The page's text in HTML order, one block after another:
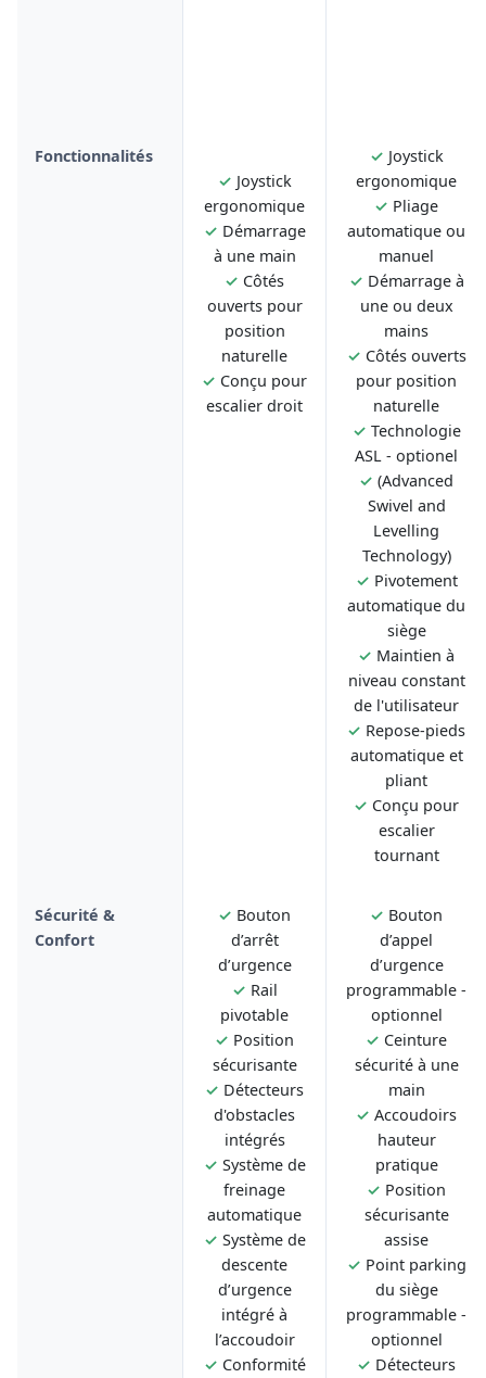
Fonctionnalités
✓ Joystick
ergonomique
✓ Démarrage
à une main
✓ Côtés
ouverts pour
position
naturelle
✓ Conçu pour
escalier droit
✓ Joystick
ergonomique
✓ Pliage
automatique ou
manuel
✓ Démarrage à
une ou deux
mains
✓ Côtés ouverts
pour position
naturelle
✓ Technologie
ASL - optionel
✓ (Advanced
Swivel and
Levelling
Technology)
✓ Pivotement
automatique du
siège
✓ Maintien à
niveau constant
de l'utilisateur
✓ Repose-pieds
automatique et
pliant
✓ Conçu pour
escalier
tournant
Sécurité &
Confort
✓ Bouton
d’arrêt
d’urgence
✓ Rail
pivotable
✓ Position
sécurisante
✓ Détecteurs
d'obstacles
intégrés
✓ Système de
freinage
automatique
✓ Système de
descente
d’urgence
intégré à
l’accoudoir
✓ Conformité
✓ Bouton
d’appel
d’urgence
programmable -
optionnel
✓ Ceinture
sécurité à une
main
✓ Accoudoirs
hauteur
pratique
✓ Position
sécurisante
assise
✓ Point parking
du siège
programmable -
optionnel
✓ Détecteurs